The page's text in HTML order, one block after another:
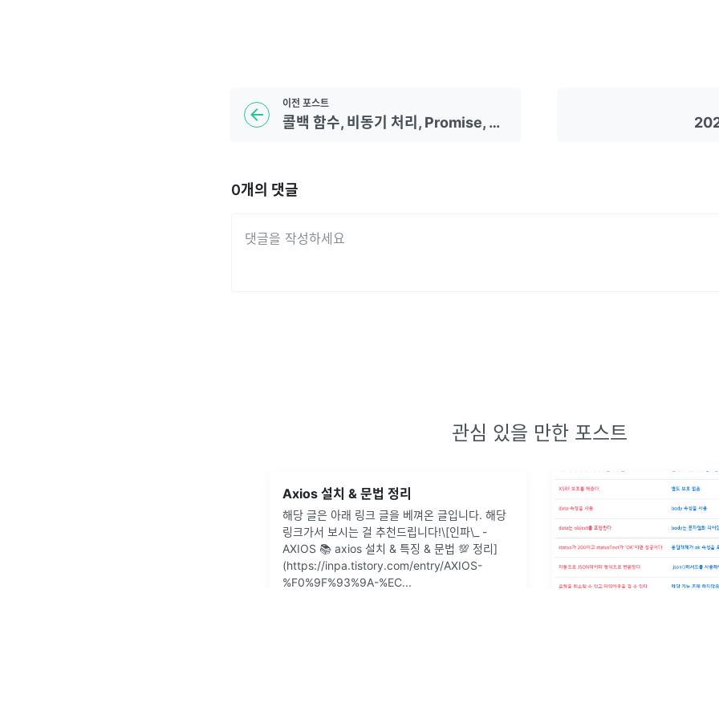
이전 포스트
콜백 함수, 비동기 처리, Promise, async & await
0개의 댓글
관심 있을 만한 포스트
Axios 설치 & 문법 정리
해당 글은 아래 링크 글을 베껴온 글입니다. 해당
링크가서 보시는 걸 추천드립니다!\[인파\_ -
AXIOS 📚 axios 설치 & 특징 & 문법 💯 정리]
(https://inpa.tistory.com/entry/AXIOS-
%F0%9F%93%9A-%EC...